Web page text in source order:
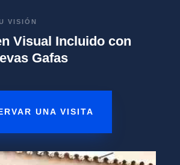
VISIÓN
Visual Incluido con
Gafas
UNA VISITA